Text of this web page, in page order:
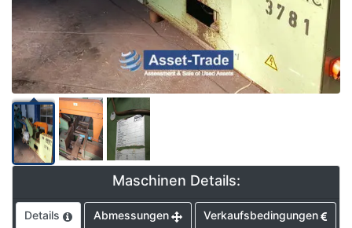
Maschinen Details:
Details Abmessungen Verkaufsbedingungen